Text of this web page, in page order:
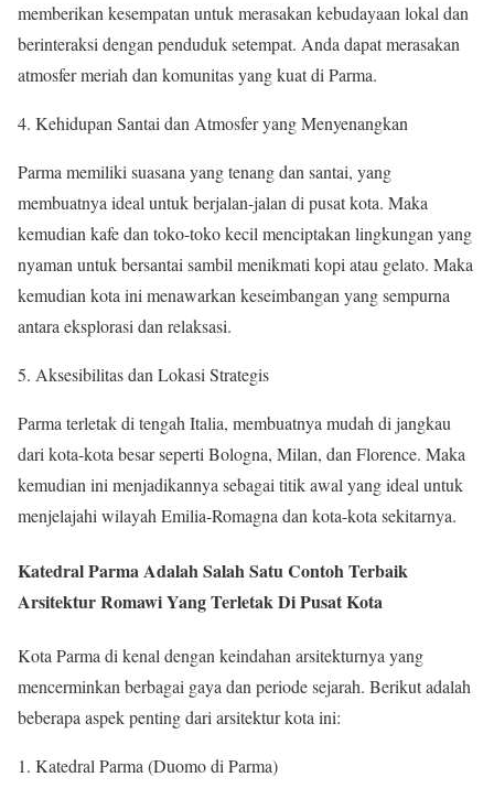
memberikan kesempatan untuk merasakan kebudayaan lokal dan
berinteraksi dengan penduduk setempat. Anda dapat merasakan
atmosfer meriah dan komunitas yang kuat di Parma.
4. Kehidupan Santai dan Atmosfer yang Menyenangkan
Parma memiliki suasana yang tenang dan santai, yang
membuatnya ideal untuk berjalan-jalan di pusat kota. Maka
kemudian kafe dan toko-toko kecil menciptakan lingkungan yang
nyaman untuk bersantai sambil menikmati kopi atau gelato. Maka
kemudian kota ini menawarkan keseimbangan yang sempurna
antara eksplorasi dan relaksasi.
5. Aksesibilitas dan Lokasi Strategis
Parma terletak di tengah Italia, membuatnya mudah di jangkau
dari kota-kota besar seperti Bologna, Milan, dan Florence. Maka
kemudian ini menjadikannya sebagai titik awal yang ideal untuk
menjelajahi wilayah Emilia-Romagna dan kota-kota sekitarnya.
Katedral Parma Adalah Salah Satu Contoh Terbaik
Arsitektur Romawi Yang Terletak Di Pusat Kota
Kota Parma di kenal dengan keindahan arsitekturnya yang
mencerminkan berbagai gaya dan periode sejarah. Berikut adalah
beberapa aspek penting dari arsitektur kota ini:
1. Katedral Parma (Duomo di Parma)